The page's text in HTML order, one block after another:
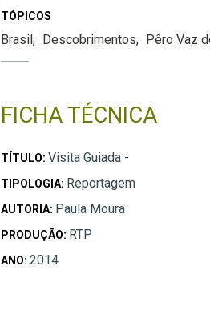
TÓPICOS
Brasil Descobrimentos Pêro Vaz
FICHA TÉCNICA
TÍTULO: Visita Guiada -
TIPOLOGIA: Reportagem
AUTORIA: Paula Moura
PRODUÇÃO: RTP
ANO: 2014